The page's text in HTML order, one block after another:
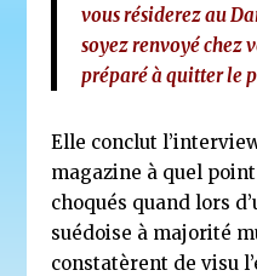
vous résiderez au
soyez renvoyé chez
préparé à quitter le
Elle conclut
magazine à quel
choqués quand lors
suédoise à majorité
constatèrent de visu